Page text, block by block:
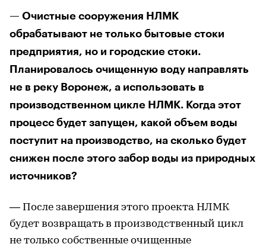
— Очистные сооружения НЛМК
обрабатывают не только бытовые стоки
предприятия, но и городские стоки.
Планировалось очищенную воду направлять
не в реку Воронеж, а использовать в
производственном цикле НЛМК. Когда этот
процесс будет запущен, какой объем воды
поступит на производство, на сколько будет
снижен после этого забор воды из природных
источников?
— После завершения этого проекта НЛМК
будет возвращать в производственный цикл
не только собственные очищенные